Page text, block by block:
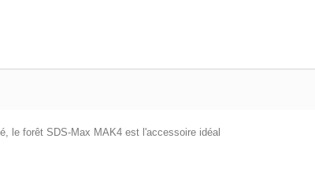
le forêt SDS-Max MAK4 est l'accessoire idéal